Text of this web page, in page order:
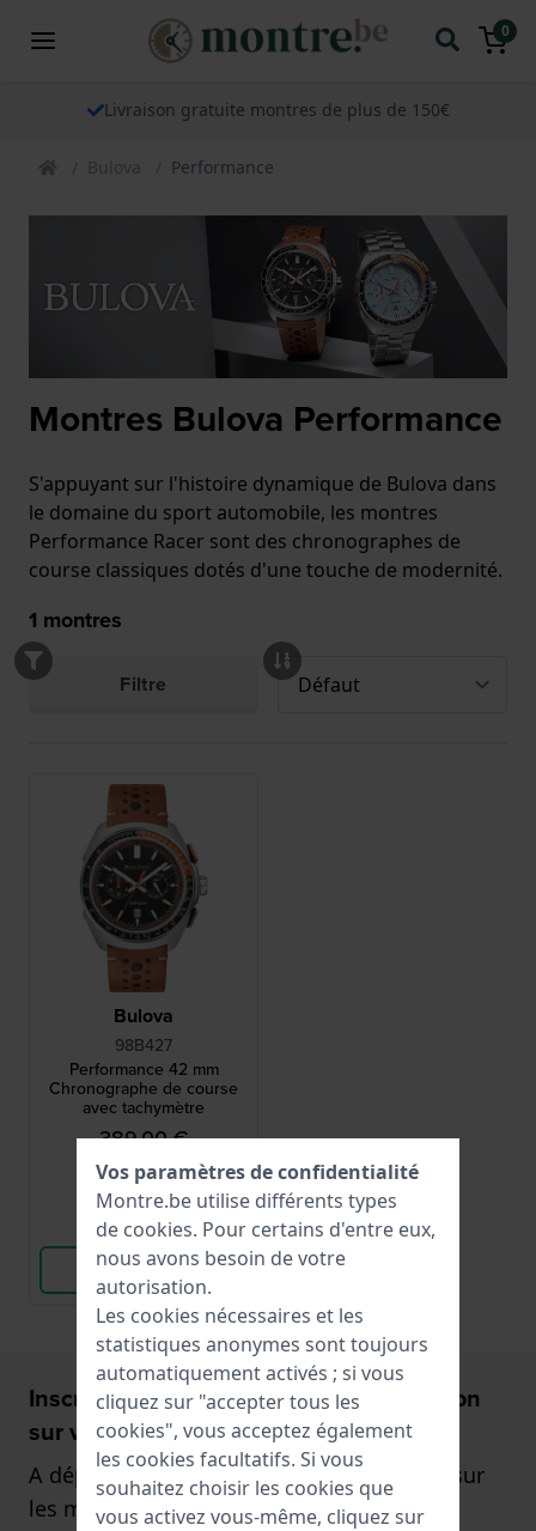
0
Livraison gratuite montres de plus de 150€
Bulova Performance
Montres Bulova Performance
S'appuyant sur l'histoire dynamique de Bulova dans
le domaine du sport automobile, les montres
Performance Racer sont des chronographes de
course classiques dotés d'une touche de modernité.
1 montres
Filtre
Bulova
98B427
Performance 42 mm
Chronographe de course
avec tachymètre
389,00 €
● En stock
Comparer
Voir les produits
Inscrivez-vous et recevez 5€ de réduction
sur votre Montre!
A dépenser à partir de 75€,- (uniquement sur
les montres)
Vos paramètres de confidentialité
Montre.be utilise différents types
de cookies. Pour certains d'entre eux,
nous avons besoin de votre
autorisation.
Les cookies nécessaires et les
statistiques anonymes sont toujours
automatiquement activés ; si vous
cliquez sur "accepter tous les
cookies", vous acceptez également
les cookies facultatifs. Si vous
souhaitez choisir les cookies que
vous activez vous-même, cliquez sur